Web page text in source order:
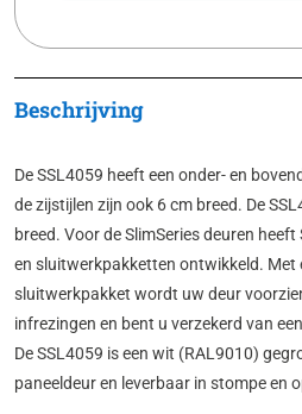
Beschrijving
De SSL4059 heeft een onder- en
de zijstijlen zijn ook 6 cm breed. De
breed. Voor de SlimSeries deuren
en sluitwerkpakketten ontwikkeld. Met
sluitwerkpakket wordt uw deur
infrezingen en bent u verzekerd van
De SSL4059 is een wit (RAL9010)
paneeldeur en leverbaar in stompe en